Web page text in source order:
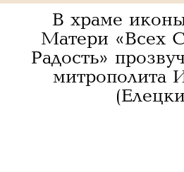
В храме
Матери «Всех
Радость»
митрополита